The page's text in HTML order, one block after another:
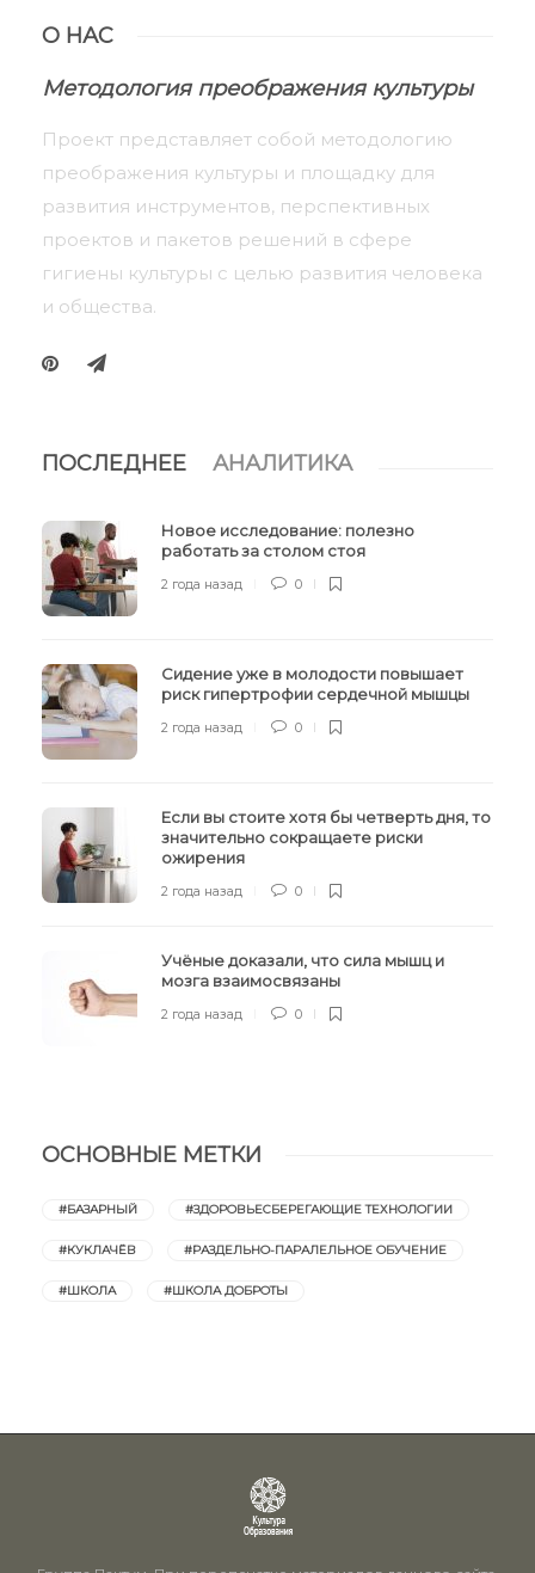
О НАС
Методология преображения культуры
Проект представляет собой методологию
преображения культуры и площадку для
развития инструментов, перспективных
проектов и пакетов решений в сфере
гигиены культуры с целью развития человека
и общества.
ПОСЛЕДНЕЕ АНАЛИТИКА
Новое исследование: полезно
работать за столом стоя
2 года назад 0
Сидение уже в молодости повышает
риск гипертрофии сердечной мышцы
2 года назад 0
Если вы стоите хотя бы четверть дня, то
значительно сокращаете риски
ожирения
2 года назад 0
Учёные доказали, что сила мышц и
мозга взаимосвязаны
2 года назад 0
ОСНОВНЫЕ МЕТКИ
#БАЗАРНЫЙ #ЗДОРОВЬЕСБЕРЕГАЮЩИЕ ТЕХНОЛОГИИ
#КУКЛАЧЁВ #РАЗДЕЛЬНО-ПАРАЛЕЛЬНОЕ ОБУЧЕНИЕ
#ШКОЛА #ШКОЛА ДОБРОТЫ